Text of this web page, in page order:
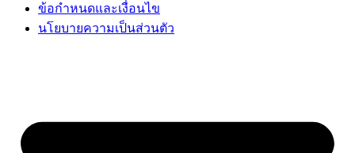
ข้อกำหนดและเงื่อนไข
นโยบายความเป็นส่วนตัว